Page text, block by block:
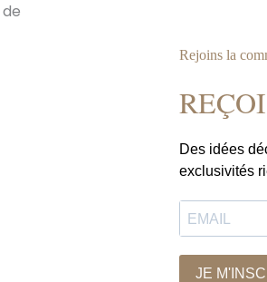
Rejoins la
Des idées
exclusivités
JE